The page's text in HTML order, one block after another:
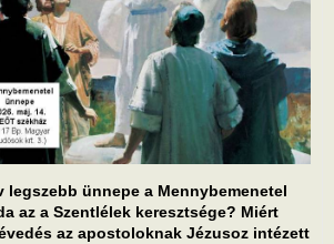
legszebb ünnepe a Mennybemenetel
az a Szentlélek keresztsége? Miért
az apostoloknak Jézusoz intézett